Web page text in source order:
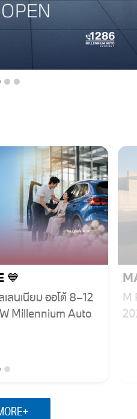
💙
ลนเนียม ออโต้ 8–12
Millennium Auto
M